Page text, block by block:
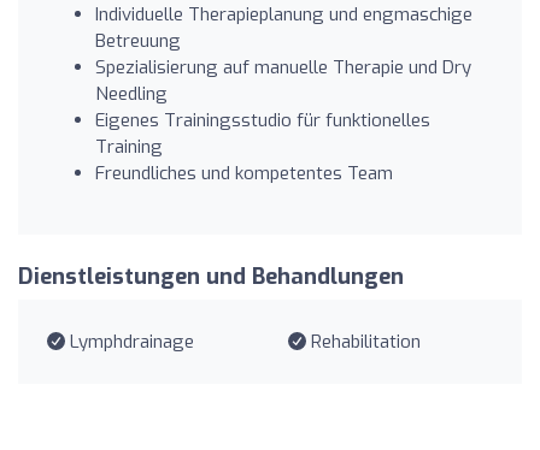
Individuelle Therapieplanung und engmaschige
Betreuung
Spezialisierung auf manuelle Therapie und Dry
Needling
Eigenes Trainingsstudio für funktionelles
Training
Freundliches und kompetentes Team
Dienstleistungen und Behandlungen
Lymphdrainage Rehabilitation